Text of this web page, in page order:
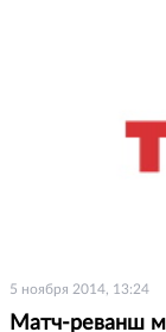
5 ноября 2014, 13:24
Матч-реванш